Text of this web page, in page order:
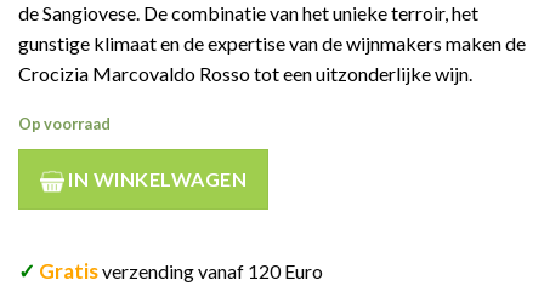
de Sangiovese. De combinatie van het unieke terroir, het
gunstige klimaat en de expertise van de wijnmakers maken de
Crocizia Marcovaldo Rosso tot een uitzonderlijke wijn.
Op voorraad
IN WINKELWAGEN
✓ Gratisverzending vanaf 120 Euro